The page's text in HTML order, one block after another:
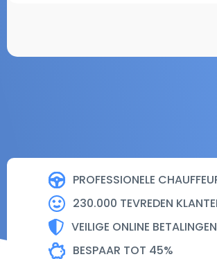
PROFESSIONELE
230.000 TEVREDEN
VEILIGE ONLINE BETALINGEN
BESPAAR TOT 45%